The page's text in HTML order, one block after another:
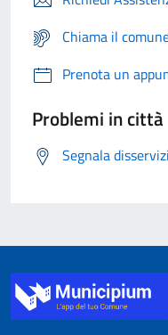
Chiama il
Prenota un
Problemi in città
Segnala